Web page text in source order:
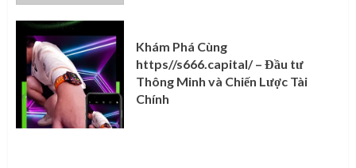
Khám Phá Cùng
https//s666.capital/ – Đầu tư
Thông Minh và Chiến Lược Tài
Chính